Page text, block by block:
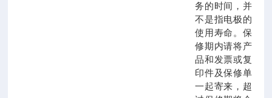
务的时间，并
不是指电极的
使用寿命。保
修期内请将产
品和发票或复
印件及保修单
一起寄来，超